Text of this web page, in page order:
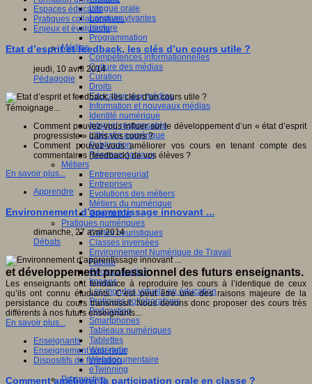
Langue orale
Langues vivantes
Lecture
Programmation
Médias
Compétences informationnelles
Culture des médias
Curation
Droits
Education aux médias
Information et nouveaux médias
Identité numérique
Internet responsable
Littératie numérique
Publication
Réseaux sociaux
Métiers
Entrepreneuriat
Entreprises
Evolutions des métiers
Métiers du numérique
Orientation
Pratiques numériques
Cartes heuristiques
Classes inversées
Environnement Numérique de Travail
Fablab
Géolocalisation
Images
Les mondes virtuels en éducation
Pratiques collaboratives
Podcasting
Smartphones
Tableaux numériques
Tablettes
Web radio
Webdocumentaire
eTwinning
Prospective
Espaces éducatifs
Pratiques collaboratives
Enjeux et évolutions
Etat d’esprit et feedback, les clés d’un cours utile ?
jeudi, 10 avril 2014
Pédagogie
Témoignage...
Comment pouvez-vous influer sur le développement d’un « état d’esprit
progressiste » dans vos cours ?
Comment pouvez-vous améliorer vos cours en tenant compte des
commentaires (feedback) de vos élèves ?
En savoir plus...
Apprendre
Environnement d’apprentissage innovant ...
dimanche, 27 avril 2014
Débats
et développement professionnel des futurs enseignants.
Les enseignants ont tendance à reproduire les cours à l’identique de ceux
qu’ils ont connu étudiants. C’est peut être une des raisons majeure de la
persistance du cours transmissif. Nous devons donc proposer des cours très
différents à nos futurs enseignants...
En savoir plus...
Enseignants
Enseignement supérieur
Dispositifs de formation
Comment améliorer la participation orale en classe ?